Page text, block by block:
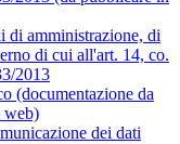
di amministrazione, di
di cui all'art. 14, co.
2013
(documentazione da
web)
dei dati